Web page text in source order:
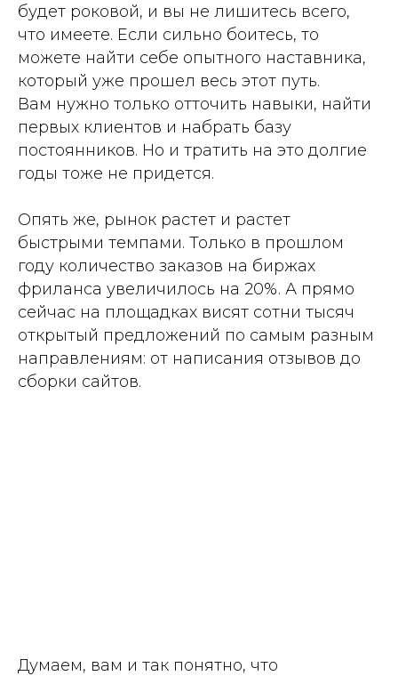
будет роковой, и вы не лишитесь всего,
что имеете. Если сильно боитесь, то
можете найти себе опытного наставника,
который уже прошел весь этот путь.
Вам нужно только отточить навыки, найти
первых клиентов и набрать базу
постоянников. Но и тратить на это долгие
годы тоже не придется.
Опять же, рынок растет и растет
быстрыми темпами. Только в прошлом
году количество заказов на биржах
фриланса увеличилось на 20%. А прямо
сейчас на площадках висят сотни тысяч
открытый предложений по самым разным
направлениям: от написания отзывов до
сборки сайтов.
Думаем, вам и так понятно, что
ЧИТАТЬ ДАЛЬШЕ
ХОЧУ ГОТОВЫЙ ПЛАН ДЛЯ ЗАРАБОТКА